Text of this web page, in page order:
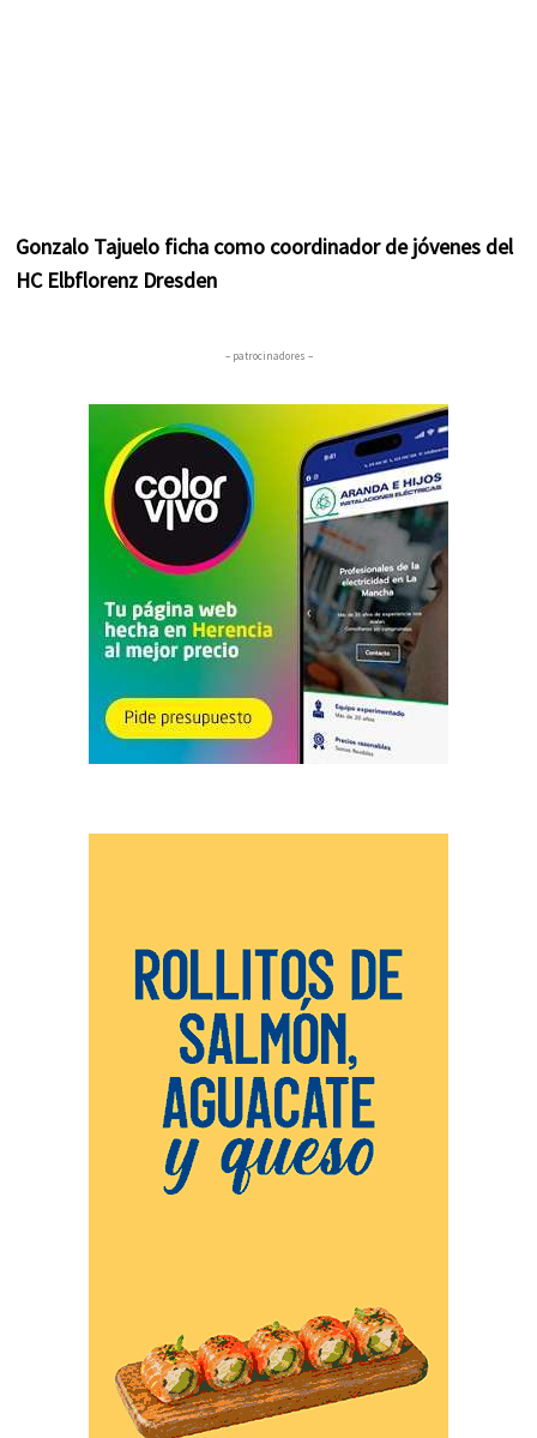
Gonzalo Tajuelo ficha como coordinador de jóvenes del
HC Elbflorenz Dresden
– patrocinadores –